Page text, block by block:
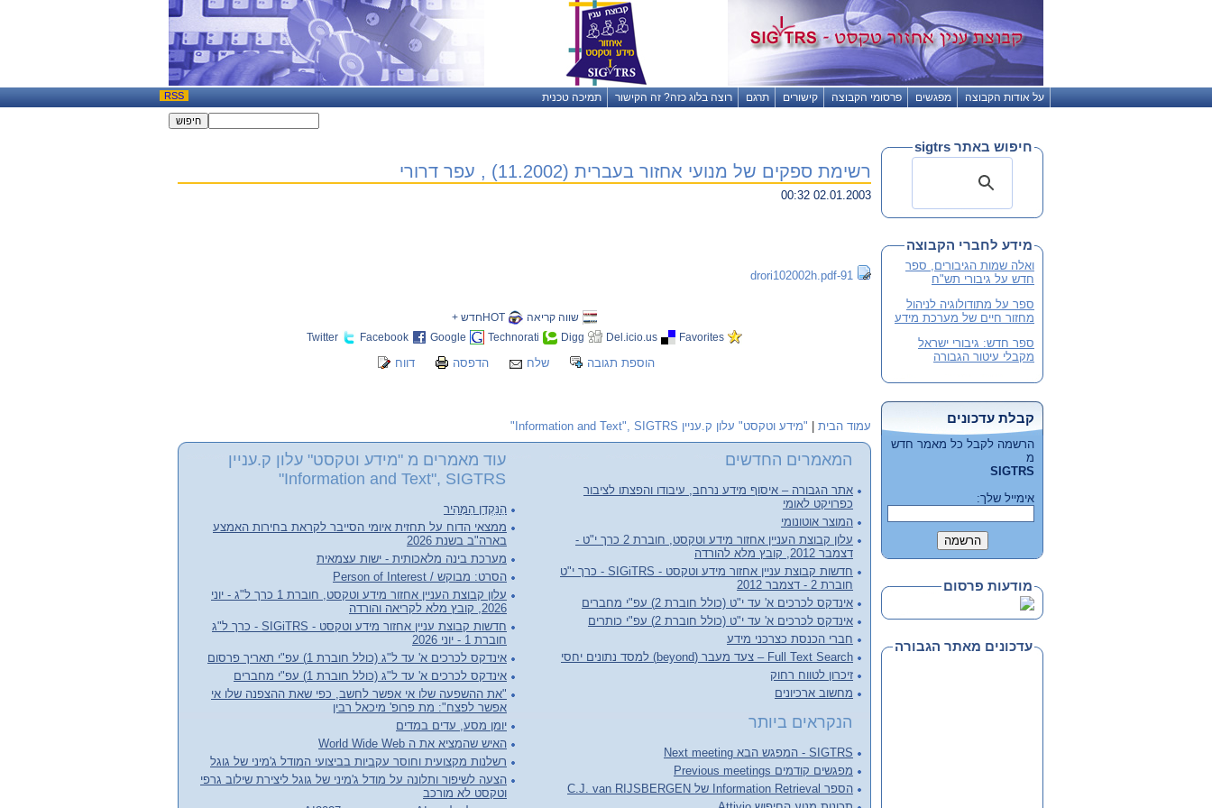
RSS על אודות הקבוצה מפגשים פרסומי הקבוצה קישורים תרגם רוצה בלוג כזה? זה הקישור תמיכה טכנית
רשימת ספקים של מנועי אחזור בעברית (11.2002) , עפר דרורי
02.01.2003 00:32
91-drori102002h.pdf
שווה קריאה
HOTחדש +
Favorites
Del.icio.us
Digg
Technorati
Google
Facebook
Twitter
הוספת תגובה שלח הדפסה דווח
עמוד הבית "מידע וטקסט" עלון ק.עניין Information and Text", SIGTRS"
המאמרים החדשים
אתר הגבורה – איסוף מידע נרחב, עיבודו והפצתו לציבור
כפרויקט לאומי
המוצר אוטונומי
עלון קבוצת העניין אחזור מידע וטקסט, חוברת 2 כרך י"ט -
דצמבר 2012, קובץ מלא להורדה
חדשות קבוצת עניין אחזור מידע וטקסט - SIGiTRS - כרך י"ט
חוברת 2 - דצמבר 2012
אינדקס לכרכים א' עד י"ט (כולל חוברת 2) עפ"י מחברים
אינדקס לכרכים א' עד י"ט (כולל חוברת 2) עפ"י כותרים
חברי הכנסת כצרכני מידע
Full Text Search – צעד מעבר (beyond) למסד נתונים יחסי
זיכרון לטווח רחוק
מחשוב ארכיונים
הנקראים ביותר
SIGTRS - המפגש הבא Next meeting
מפגשים קודמים Previous meetings
הספר Information Retrieval של C.J. van RIJSBERGEN
עוד מאמרים מ "מידע וטקסט" עלון ק.עניין
Information and Text", SIGTRS"
הַנַּקְדָן הַמָּהִיר
ממצאי הדוח על תחזית איומי הסייבר לקראת בחירות האמצע
בארה"ב בשנת 2026
מערכת בינה מלאכותית - ישות עצמאית
הסרט: מבוקש / Person of Interest
עלון קבוצת העניין אחזור מידע וטקסט, חוברת 1 כרך ל"ג - יוני
2026, קובץ מלא לקריאה והורדה
חדשות קבוצת עניין אחזור מידע וטקסט - SIGiTRS - כרך ל"ג
חוברת 1 - יוני 2026
אינדקס לכרכים א' עד ל"ג (כולל חוברת 1) עפ"י תאריך פרסום
אינדקס לכרכים א' עד ל"ג (כולל חוברת 1) עפ"י מחברים
"את ההשפעה שלו אי אפשר לחשב, כפי שאת ההצפנה שלו אי
אפשר לפצח": מת פרופ' מיכאל רבין
יומן מסע, עדים במדים
האיש שהמציא את ה World Wide Web
רשלנות מקצועית וחוסר עקביות בביצועי המודל ג'מיני של גוגל
הצעה לשיפור ותלונה על מודל ג'מיני של גוגל ליצירת שילוב גרפי
וטקסט לא מורכב
חיפוש באתר sigtrs
מידע לחברי הקבוצה
ואלה שמות הגיבורים, ספר
חדש על גיבורי תש"ח
ספר על מתודולוגיה לניהול
מחזור חיים של מערכת מידע
ספר חדש: גיבורי ישראל
מקבלי עיטור הגבורה
קבלת עדכונים
הרשמה לקבל כל מאמר חדש
מ
SIGTRS
אימייל שלך:
מודעות פרסום
עדכונים מאתר הגבורה